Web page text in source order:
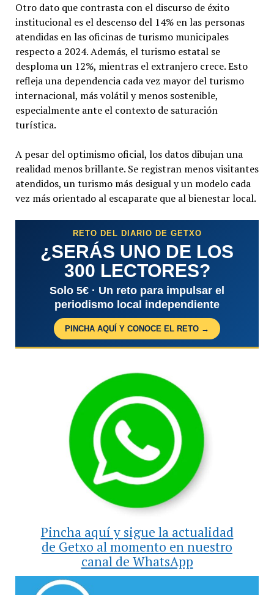
Otro dato que contrasta con el discurso de éxito
institucional es el descenso del 14% en las personas
atendidas en las oficinas de turismo municipales
respecto a 2024. Además, el turismo estatal se
desploma un 12%, mientras el extranjero crece. Esto
refleja una dependencia cada vez mayor del turismo
internacional, más volátil y menos sostenible,
especialmente ante el contexto de saturación
turística.
A pesar del optimismo oficial, los datos dibujan una
realidad menos brillante. Se registran menos visitantes
atendidos, un turismo más desigual y un modelo cada
vez más orientado al escaparate que al bienestar local.
RETO DEL DIARIO DE GETXO
¿SERÁS UNO DE LOS
300 LECTORES?
Solo 5€ · Un reto para impulsar el
periodismo local independiente
PINCHA AQUÍ Y CONOCE EL RETO →
Pincha aquí y sigue la actualidad
de Getxo al momento en nuestro
canal de WhatsApp